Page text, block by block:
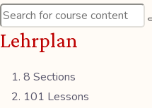
Lehrplan
8 Sections
101 Lessons